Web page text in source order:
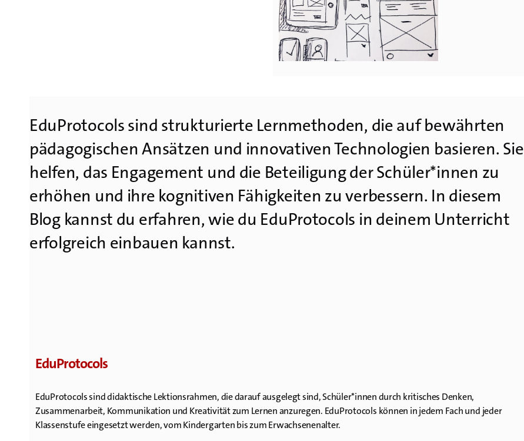
EduProtocols sind strukturierte Lernmethoden, die auf bewährten
pädagogischen Ansätzen und innovativen Technologien basieren. Sie
helfen, das Engagement und die Beteiligung der Schüler*innen zu
erhöhen und ihre kognitiven Fähigkeiten zu verbessern. In diesem
Blog kannst du erfahren, wie du EduProtocols in deinem Unterricht
erfolgreich einbauen kannst.
EduProtocols
EduProtocols sind didaktische Lektionsrahmen, die darauf ausgelegt sind, Schüler*innen durch kritisches Denken,
Zusammenarbeit, Kommunikation und Kreativität zum Lernen anzuregen. EduProtocols können in jedem Fach und jeder
Klassenstufe eingesetzt werden, vom Kindergarten bis zum Erwachsenenalter.